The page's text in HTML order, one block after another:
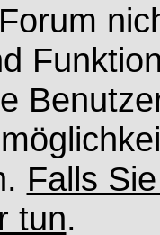
Falls
tun.